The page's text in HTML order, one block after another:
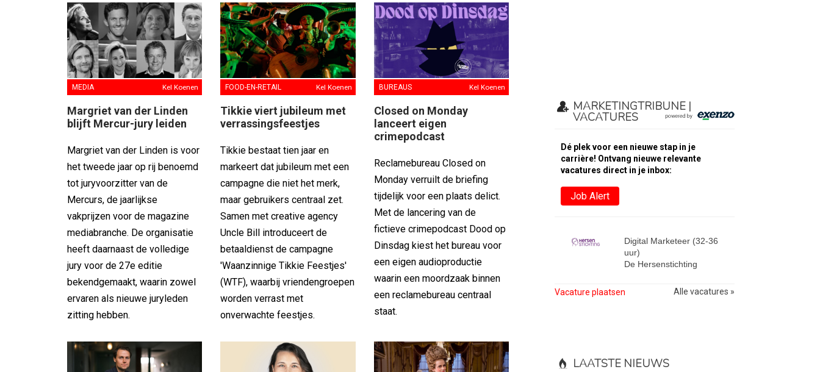
MEDIA Kel Koenen
Margriet van der Linden
blijft Mercur-jury leiden
Margriet van der Linden is voor
het tweede jaar op rij benoemd
tot juryvoorzitter van de
Mercurs, de jaarlijkse
vakprijzen voor de magazine
mediabranche. De organisatie
heeft daarnaast de volledige
jury voor de 27e editie
bekendgemaakt, waarin zowel
ervaren als nieuwe juryleden
zitting hebben.
FOOD-EN-RETAIL Kel Koenen
Tikkie viert jubileum met
verrassingsfeestjes
Tikkie bestaat tien jaar en
markeert dat jubileum met een
campagne die niet het merk,
maar gebruikers centraal zet.
Samen met creative agency
Uncle Bill introduceert de
betaaldienst de campagne
'Waanzinnige Tikkie Feestjes'
(WTF), waarbij vriendengroepen
worden verrast met
onverwachte feestjes.
BUREAUS Kel Koenen
Closed on Monday
lanceert eigen
crimepodcast
Reclamebureau Closed on
Monday verruilt de briefing
tijdelijk voor een plaats delict.
Met de lancering van de
fictieve crimepodcast Dood op
Dinsdag kiest het bureau voor
een eigen audioproductie
waarin een moordzaak binnen
een reclamebureau centraal
staat.
MARKETINGTRIBUNE |
VACATURES
Dé plek voor een nieuwe stap in je
carrière! Ontvang nieuwe relevante
vacatures direct in je inbox:
Job Alert
Digital Marketeer (32-36
uur)
De Hersenstichting
Vacature plaatsen Alle vacatures »
LAATSTE NIEUWS